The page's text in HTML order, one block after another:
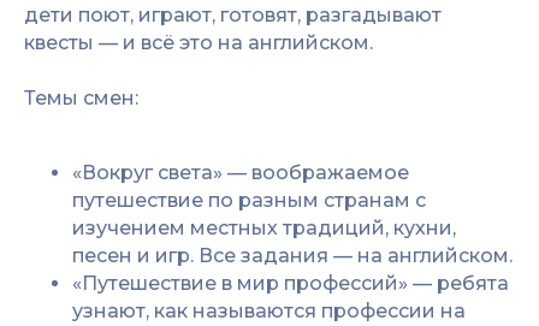
дети поют, играют, готовят, разгадывают
квесты — и всё это на английском.
Темы смен:
«Вокруг света» — воображаемое
путешествие по разным странам с
изучением местных традиций, кухни,
песен и игр. Все задания — на английском.
«Путешествие в мир профессий» — ребята
узнают, как называются профессии на